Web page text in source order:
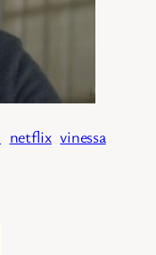
netflix vinessa